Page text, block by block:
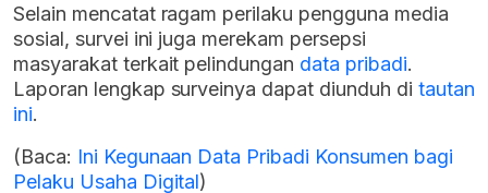
Selain mencatat ragam perilaku pengguna media
sosial, survei ini juga merekam persepsi
masyarakat terkait pelindungan data pribadi.
Laporan lengkap surveinya dapat diunduh di tautan
ini.
(Baca: Ini Kegunaan Data Pribadi Konsumen bagi
Pelaku Usaha Digital)